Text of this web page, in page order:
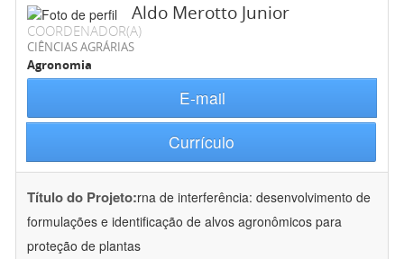
Aldo Merotto Junior
COORDENADOR(A)
CIÊNCIAS AGRÁRIAS
Agronomia
E-mail
Currículo
Título do Projeto:rna de interferência: desenvolvimento de
formulações e identificação de alvos agronômicos para
proteção de plantas